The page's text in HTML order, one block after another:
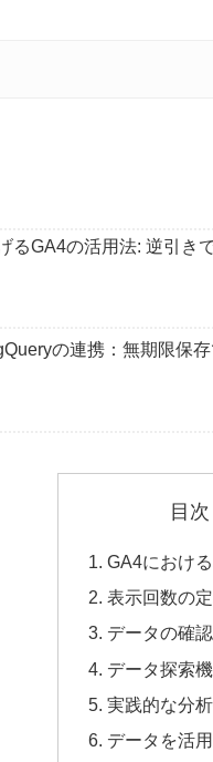
るGA4の活用法: 逆引き
の連携：無期限保
目次
GA4におけ
表示回数の
データの確
データ探索
実践的な分
データを活